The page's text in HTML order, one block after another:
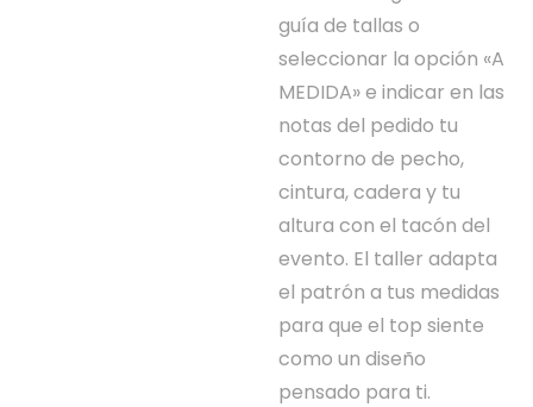
guía de tallas o
seleccionar la opción «A
MEDIDA» e indicar en las
notas del pedido tu
contorno de pecho,
cintura, cadera y tu
altura con el tacón del
evento. El taller adapta
el patrón a tus medidas
para que el top siente
como un diseño
pensado para ti.